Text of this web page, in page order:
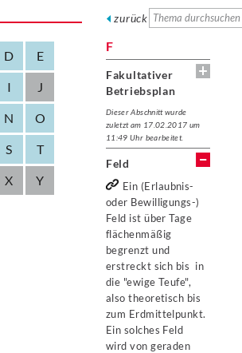
D E
I J
N O
S T
X Y
zurück
F
Fakultativer
Betriebsplan
Dieser Abschnitt wurde
zuletzt am 17.02.2017 um
11:49 Uhr bearbeitet.
Feld
Ein (Erlaubnis-
oder Bewilligungs-)
Feld ist über Tage
flächenmäßig
begrenzt und
erstreckt sich bis in
die "ewige Teufe",
also theoretisch bis
zum Erdmittelpunkt.
Ein solches Feld
wird von geraden